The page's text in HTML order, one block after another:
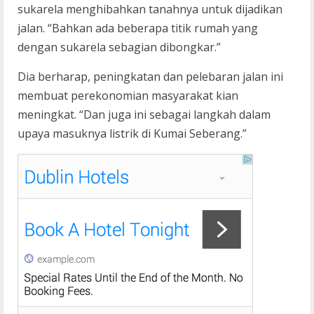
sukarela menghibahkan tanahnya untuk dijadikan
jalan. “Bahkan ada beberapa titik rumah yang
dengan sukarela sebagian dibongkar.”
Dia berharap, peningkatan dan pelebaran jalan ini
membuat perekonomian masyarakat kian
meningkat. “Dan juga ini sebagai langkah dalam
upaya masuknya listrik di Kumai Seberang.”